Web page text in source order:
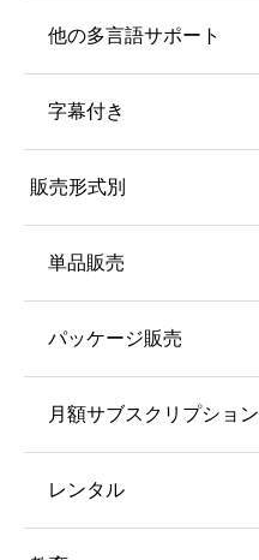
他の多言語サポート
字幕付き
販売形式別
単品販売
パッケージ販売
月額サブスクリプション
レンタル